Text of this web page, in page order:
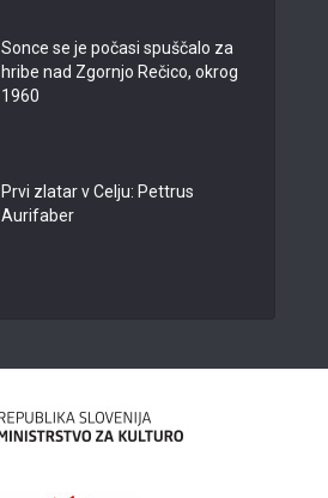
Sonce se je počasi spuščalo za
hribe nad Zgornjo Rečico, okrog
1960
Prvi zlatar v Celju: Pettrus
Aurifaber